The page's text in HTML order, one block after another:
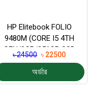
HP Elitebook FOLIO
9480M (CORE I5 4TH
GEN/8GB/256GB SSD
৳ 24500 ৳ 22500
অর্ডার